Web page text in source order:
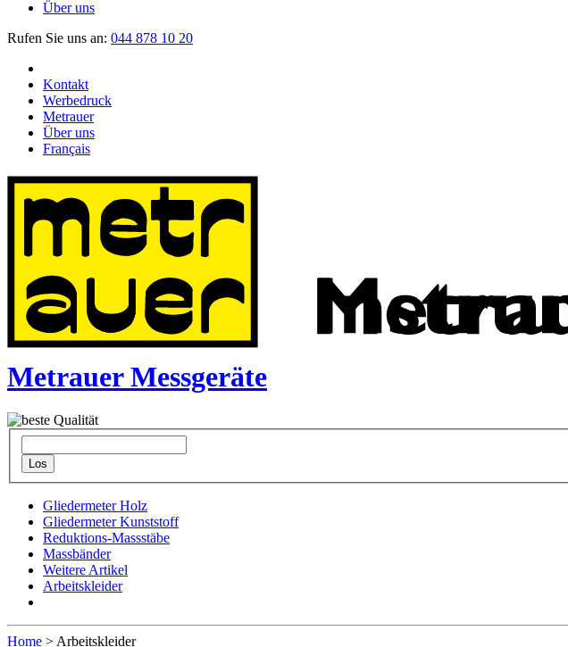
Über uns
Rufen Sie uns an: 044 878 10 20
Kontakt
Werbedruck
Metrauer
Über uns
Français
Metrauer Messgeräte
Gliedermeter Holz
Gliedermeter Kunststoff
Reduktions-Massstäbe
Massbänder
Weitere Artikel
Arbeitskleider
Home > Arbeitskleider